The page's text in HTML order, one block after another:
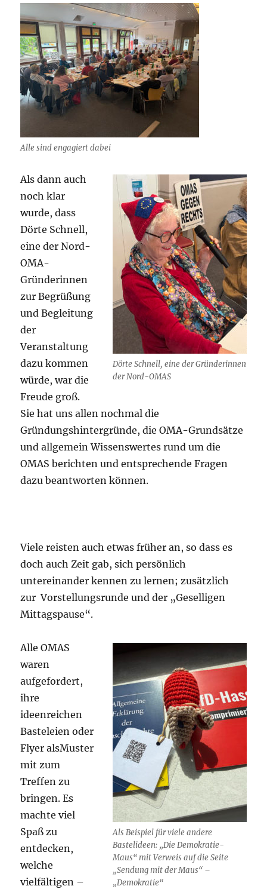
Alle sind engagiert dabei
Dörte Schnell, eine der Gründerinnen
der Nord-OMAS
Als dann auch
noch klar
wurde, dass
Dörte Schnell,
eine der Nord-
OMA-
Gründerinnen
zur Begrüßung
und Begleitung
der
Veranstaltung
dazu kommen
würde, war die
Freude groß.
Sie hat uns allen nochmal die
Gründungshintergründe, die OMA-Grundsätze
und allgemein Wissenswertes rund um die
OMAS berichten und entsprechende Fragen
dazu beantworten können.
Viele reisten auch etwas früher an, so dass es
doch auch Zeit gab, sich persönlich
untereinander kennen zu lernen; zusätzlich
zur Vorstellungsrunde und der „Geselligen
Mittagspause“.
Als Beispiel für viele andere
Bastelideen: „Die Demokratie-
Maus“ mit Verweis auf die Seite
„Sendung mit der Maus“ –
„Demokratie“
Alle OMAS
waren
aufgefordert,
ihre
ideenreichen
Basteleien oder
Flyer alsMuster
mit zum
Treffen zu
bringen. Es
machte viel
Spaß zu
entdecken,
welche
vielfältigen –